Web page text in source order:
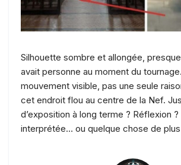
Silhouette sombre et allongée,
avait personne au moment du
mouvement visible, pas une seule
cet endroit flou au centre de la Nef.
d’exposition à long terme ? Réflexion ?
interprétée… ou quelque chose de